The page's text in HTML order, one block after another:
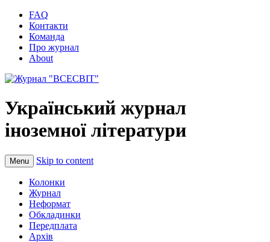
FAQ
Контакти
Команда
Про журнал
About
Український журнал
іноземної літератури
Menu Skip to content
Колонки
Журнал
Неформат
Обкладинки
Передплата
Архів